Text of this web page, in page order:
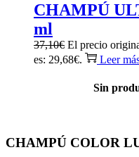
CHAMPÚ
ml
37,10€ El precio
es: 29,68€.
Leer
Sin
CHAMPÚ COLOR